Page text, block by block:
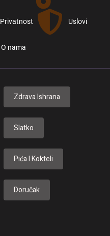
Privatnost Uslovi
O nama
Zdrava Ishrana
Slatko
Pića I Kokteli
Doručak